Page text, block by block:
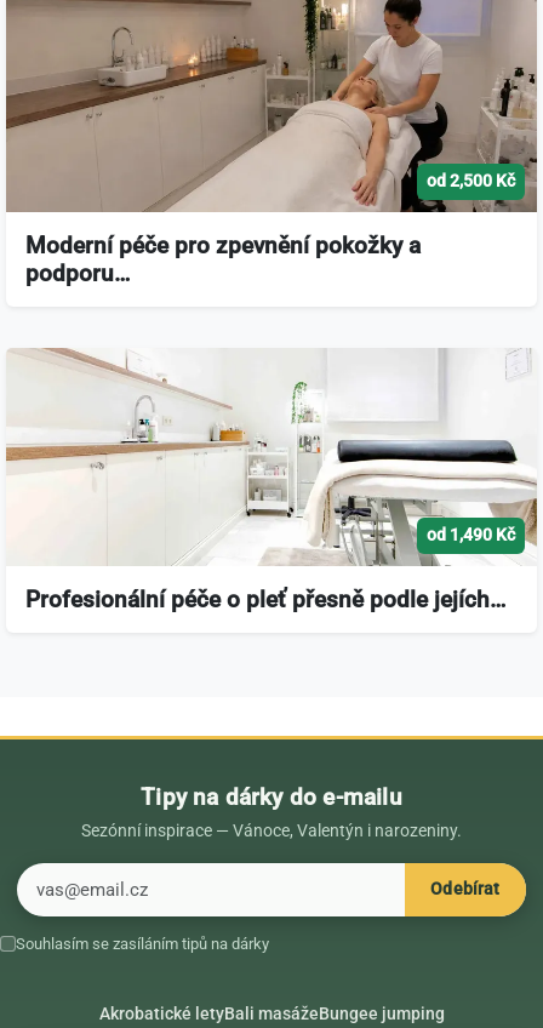
od 2,500 Kč
Moderní péče pro zpevnění pokožky a
podporu…
od 1,490 Kč
Profesionální péče o pleť přesně podle jejích…
Tipy na dárky do e-mailu
Sezónní inspirace — Vánoce, Valentýn i narozeniny.
Odebírat
Souhlasím se zasíláním tipů na dárky
Akrobatické letyBali masážeBungee jumping